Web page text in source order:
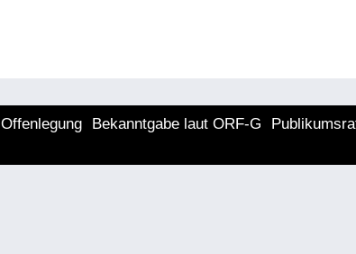
Offenlegung Bekanntgabe laut ORF-G